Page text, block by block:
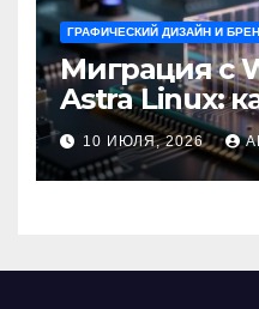
ГРАФИЧЕСКИЙ ДИЗАЙН И
Миграция с
Astra Linux:
Group
10 ИЮЛЯ, 2026